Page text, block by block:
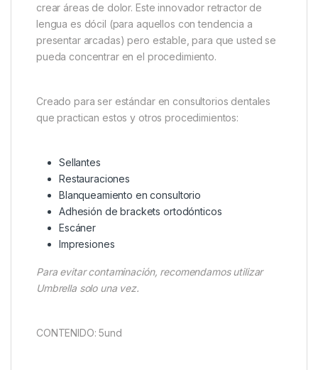
crear áreas de dolor. Este innovador retractor de
lengua es dócil (para aquellos con tendencia a
presentar arcadas) pero estable, para que usted se
pueda concentrar en el procedimiento.
Creado para ser estándar en consultorios dentales
que practican estos y otros procedimientos:
Sellantes
Restauraciones
Blanqueamiento en consultorio
Adhesión de brackets ortodónticos
Escáner
Impresiones
Para evitar contaminación, recomendamos utilizar
Umbrella solo una vez.
CONTENIDO: 5und